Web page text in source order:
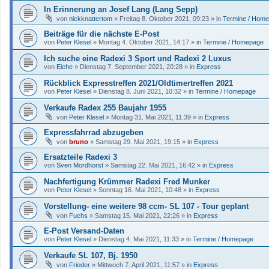
In Erinnerung an Josef Lang (Lang Sepp)
von nickknattertom » Freitag 8. Oktober 2021, 09:23 » in Termine /
Beiträge für die nächste E-Post
von Peter Klesel » Montag 4. Oktober 2021, 14:17 » in Termine / Homepage
Ich suche eine Radexi 3 Sport und Radexi 2 Luxus
von Eiche » Dienstag 7. September 2021, 20:28 » in Express
Rückblick Expresstreffen 2021/Oldtimertreffen 2021
von Peter Klesel » Dienstag 8. Juni 2021, 10:32 » in Termine / Homepage
Verkaufe Radex 255 Baujahr 1955
von Peter Klesel » Montag 31. Mai 2021, 11:39 » in Express
Expressfahrrad abzugeben
von bruno » Samstag 29. Mai 2021, 19:15 » in Express
Ersatzteile Radexi 3
von Sven Mordhorst » Samstag 22. Mai 2021, 16:42 » in Express
Nachfertigung Krümmer Radexi Fred Munker
von Peter Klesel » Sonntag 16. Mai 2021, 10:48 » in Express
Vorstellung- eine weitere 98 ccm- SL 107 - Tour geplant
von Fuchs » Samstag 15. Mai 2021, 22:26 » in Express
E-Post Versand-Daten
von Peter Klesel » Dienstag 4. Mai 2021, 11:33 » in Termine / Homepage
Verkaufe SL 107, Bj. 1950
von Frieder » Mittwoch 7. April 2021, 11:57 » in Express